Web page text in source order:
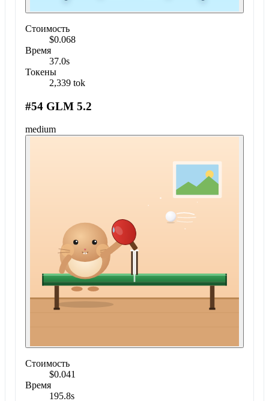
Стоимость
$0.068
Время
37.0s
Токены
2,339 tok
#54 GLM 5.2
medium
Стоимость
$0.041
Время
195.8s